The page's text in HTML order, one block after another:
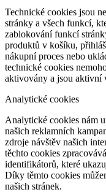
Technické cookies jsou
stránky a všech funkcí,
zablokování funkcí
produktů v košíku,
nákupní proces nebo
technické cookies
aktivovány a jsou aktivní
Analytické cookies
Analytické cookies nám
našich reklamních
zdroje návštěv našich
těchto cookies
identifikátorů, které
Díky těmto cookies
našich stránek.